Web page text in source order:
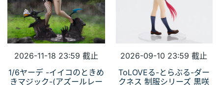
2026-11-18 23:59 截止
1/6ヤーデ -イイコのときめ
きマジック-(アズールレー
2026-09-10 23:59 截止
ToLOVEる-とらぶる-ダー
クネス 制服シリーズ 黒咲